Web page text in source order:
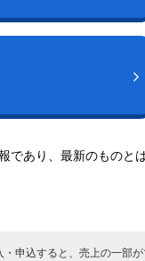
であり、最新のものと
申込すると、売上の一部